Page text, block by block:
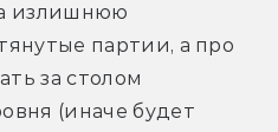
излишнюю
партии, а про
за столом
(иначе будет